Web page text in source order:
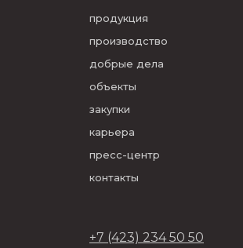
продукция
производство
добрые дела
объекты
закупки
карьера
пресс-центр
контакты
+7 (423) 234 50 50